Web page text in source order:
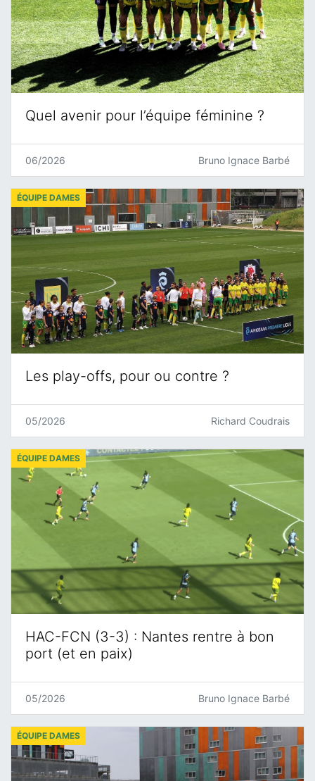
Quel avenir pour l’équipe féminine ?
06/2026 Bruno Ignace Barbé
Les play-offs, pour ou contre ?
ÉQUIPE DAMES
05/2026 Richard Coudrais
HAC-FCN (3-3) : Nantes rentre à bon
port (et en paix)
ÉQUIPE DAMES
05/2026 Bruno Ignace Barbé
ÉQUIPE DAMES